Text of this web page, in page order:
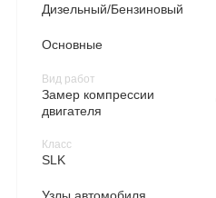
Дизельный/Бензиновый
Основные
Вид работ
Замер компрессии
двигателя
Класс
SLK
Узлы автомобиля